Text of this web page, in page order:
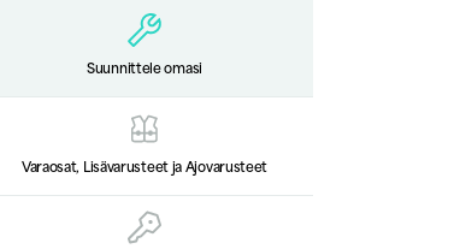
Suunnittele omasi
Varaosat, Lisävarusteet ja Ajovarusteet